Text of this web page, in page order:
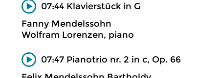
07:44 Klavierstück in G
Fanny Mendelssohn
Wolfram Lorenzen, piano
07:47 Pianotrio nr. 2 in c, Op. 66